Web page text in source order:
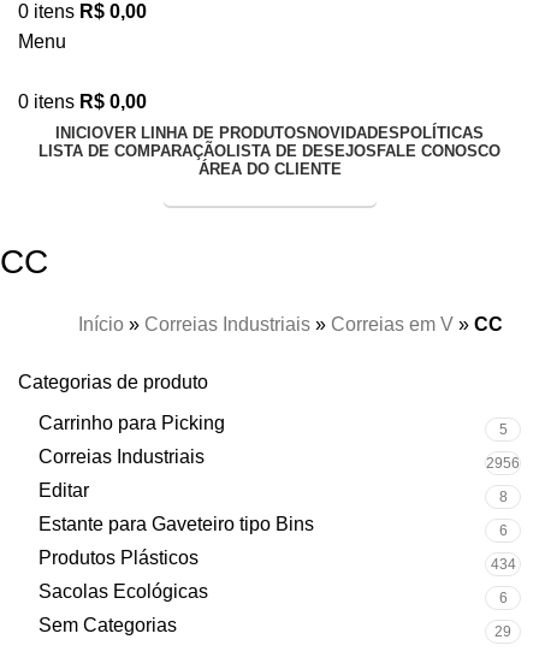
0 itens R$ 0,00
Menu
0 itens R$ 0,00
INICIOVER LINHA DE PRODUTOS NOVIDADES POLÍTICAS
LISTA DE COMPARAÇÃOLISTA DE DESEJOS FALE CONOSCO
ÁREA DO CLIENTE
CC
Início » Correias Industriais » Correias em V »CC
Categorias de produto
Carrinho para Picking
5
Correias Industriais 2956
Editar 8
Estante para Gaveteiro tipo Bins 6
Produtos Plásticos 434
Sacolas Ecológicas 6
Sem Categorias 29